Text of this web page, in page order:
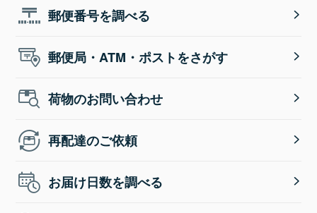
郵便番号を調べる
郵便局・ATM・ポストをさがす
荷物のお問い合わせ
再配達のご依頼
お届け日数を調べる